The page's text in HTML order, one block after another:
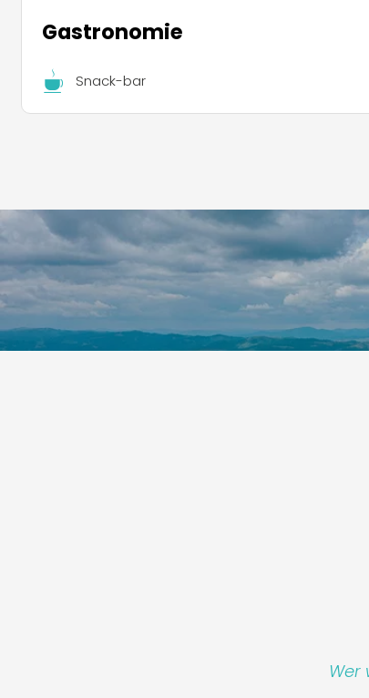
Gastronomie
Snack-bar
Wer